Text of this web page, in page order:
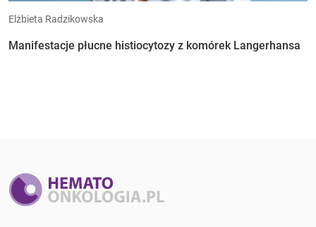
Elżbieta Radzikowska
Manifestacje płucne histiocytozy z komórek Langerhansa